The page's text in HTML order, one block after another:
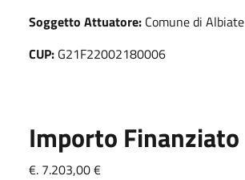
Soggetto Attuatore: Comune di Albiate
CUP: G21F22002180006
Importo Finanziato
€. 7.203,00 €